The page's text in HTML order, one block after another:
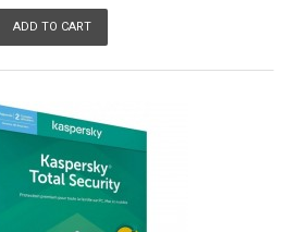
ADD TO CART